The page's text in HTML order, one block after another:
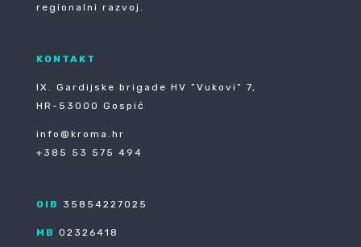
regionalni razvoj.
KONTAKT
IX. Gardijske brigade HV ”Vukovi” 7,
HR-53000 Gospić
info@kroma.hr
+385 53 575 494
OIB 35854227025
MB 02326418